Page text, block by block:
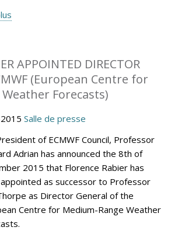
APPOINTED DIRECTOR
(European Centre for
Forecasts)
Salle de presse
of ECMWF Council, Professor
Adrian has announced the 8th of
2015 that Florence Rabier has
as successor to Professor
as Director General of the
Centre for Medium-Range Weather